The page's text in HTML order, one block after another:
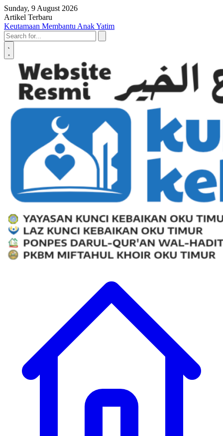
Skip to content
Sunday, 9 August 2026
Artikel Terbaru
Penyerahan SK LAZ Kunci Kebaikan OKU Timur, Tonggak Baru
Penguatan Pelayanan Umat